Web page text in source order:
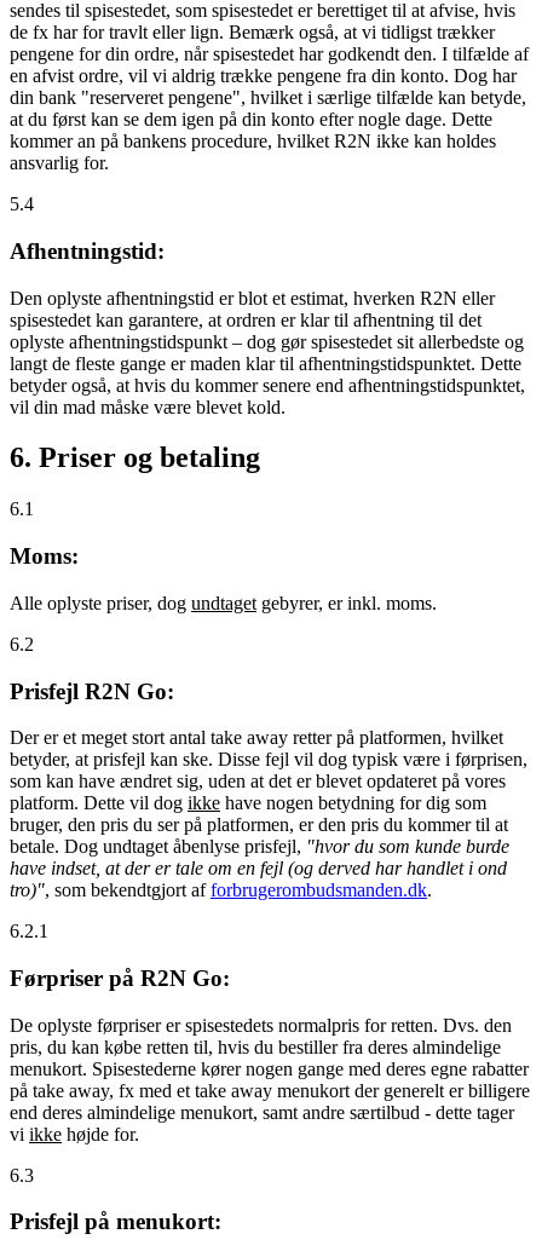
sendes til spisestedet, som spisestedet er berettiget til at afvise, hvis
de fx har for travlt eller lign. Bemærk også, at vi tidligst trækker
pengene for din ordre, når spisestedet har godkendt den. I tilfælde af
en afvist ordre, vil vi aldrig trække pengene fra din konto. Dog har
din bank "reserveret pengene", hvilket i særlige tilfælde kan betyde,
at du først kan se dem igen på din konto efter nogle dage. Dette
kommer an på bankens procedure, hvilket R2N ikke kan holdes
ansvarlig for.
5.4
Afhentningstid:
Den oplyste afhentningstid er blot et estimat, hverken R2N eller
spisestedet kan garantere, at ordren er klar til afhentning til det
oplyste afhentningstidspunkt – dog gør spisestedet sit allerbedste og
langt de fleste gange er maden klar til afhentningstidspunktet. Dette
betyder også, at hvis du kommer senere end afhentningstidspunktet,
vil din mad måske være blevet kold.
6. Priser og betaling
6.1
Moms:
Alle oplyste priser, dog undtaget gebyrer, er inkl. moms.
6.2
Prisfejl R2N Go:
Der er et meget stort antal take away retter på platformen, hvilket
betyder, at prisfejl kan ske. Disse fejl vil dog typisk være i førprisen,
som kan have ændret sig, uden at det er blevet opdateret på vores
platform. Dette vil dog ikke have nogen betydning for dig som
bruger, den pris du ser på platformen, er den pris du kommer til at
betale. Dog undtaget åbenlyse prisfejl, "hvor du som kunde burde
have indset, at der er tale om en fejl (og derved har handlet i ond
tro)", som bekendtgjort afforbrugerombudsmanden.dk.
6.2.1
Førpriser på R2N Go:
De oplyste førpriser er spisestedets normalpris for retten. Dvs. den
pris, du kan købe retten til, hvis du bestiller fra deres almindelige
menukort. Spisestederne kører nogen gange med deres egne rabatter
på take away, fx med et take away menukort der generelt er billigere
end deres almindelige menukort, samt andre særtilbud - dette tager
vi ikke højde for.
6.3
Prisfejl på menukort: